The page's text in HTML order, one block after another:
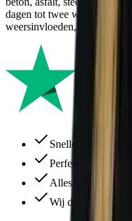
dagen tot twee weken
weersinvloeden, laagdikte,
Snelle levering
Perfecte service
Alles ruim op
Wij denken altijd